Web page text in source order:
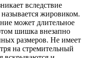
вследствие
жировиком.
может длительное
шишка внезапно
размеров. Не имеет
на стремительный